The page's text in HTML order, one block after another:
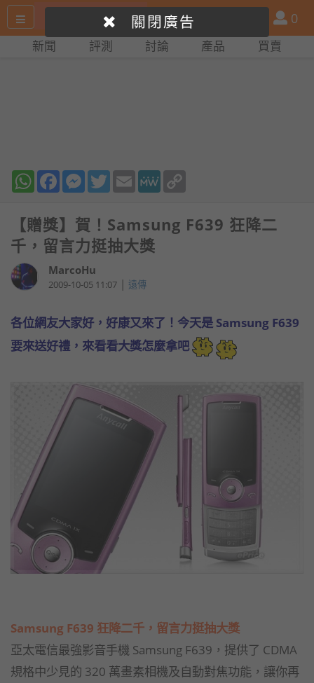
尋
產
品
比
會
員
0
新聞 評測 討論 產品 買賣
WhatsAppFacebookMessenger
TwitterEmail MeWe
【贈獎】賀！Samsung F639 狂降二
千，留言力挺抽大獎
MarcoHu
2009-10-05 11:07 | 遠傳
各位網友大家好，好康又來了！今天是 Samsung F639
要來送好禮，來看看大獎怎麼拿吧
Samsung F639 狂降二千，留言力挺抽大獎
亞太電信最強影音手機 Samsung F639，提供了 CDMA
規格中少見的 320 萬畫素相機及自動對焦功能，讓你再
關閉廣告